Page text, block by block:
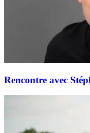
Rencontre avec